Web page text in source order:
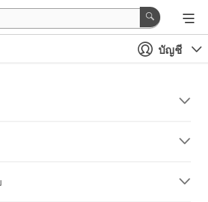
บัญชี